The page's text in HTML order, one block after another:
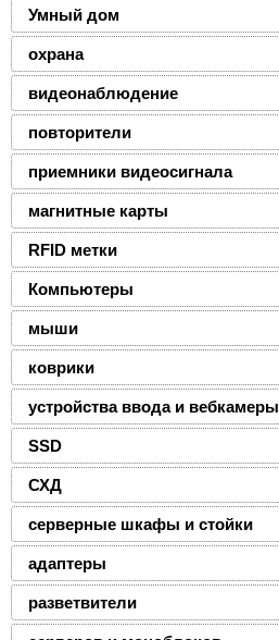
Умный дом
охрана
видеонаблюдение
повторители
приемники видеосигнала
магнитные карты
RFID метки
Компьютеры
мыши
коврики
устройства ввода и вебкамеры
SSD
СХД
серверные шкафы и стойки
адаптеры
разветвители